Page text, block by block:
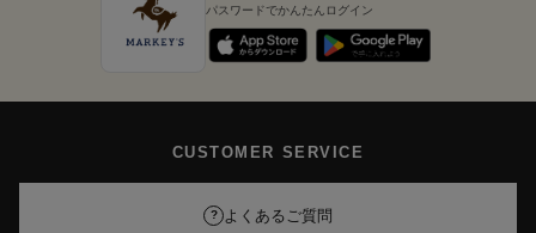
パスワードでかんたんログイン
CUSTOMER SERVICE
? よくあるご質問